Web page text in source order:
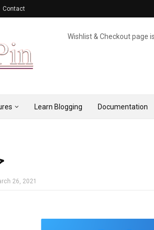
Contact
Wishlist & Checkout page
Learn Blogging Documentation
26, 2021